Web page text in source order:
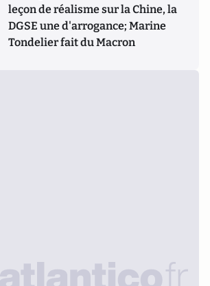
leçon de réalisme sur la Chine, la
DGSE une d'arrogance; Marine
Tondelier fait du Macron